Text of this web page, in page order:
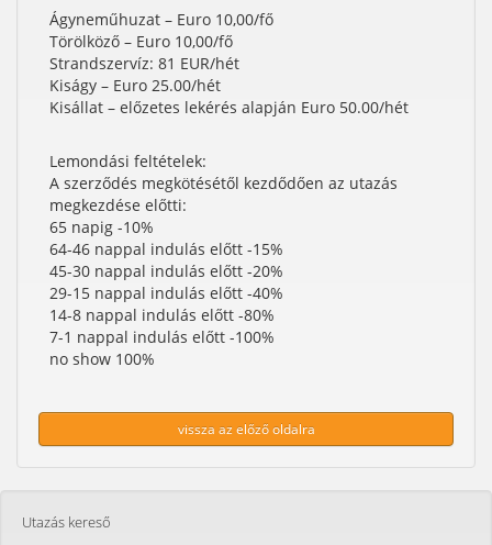
Ágyneműhuzat – Euro 10,00/fő
Törölköző – Euro 10,00/fő
Strandszervíz: 81 EUR/hét
Kiságy – Euro 25.00/hét
Kisállat – előzetes lekérés alapján Euro 50.00/hét
Lemondási feltételek:
A szerződés megkötésétől kezdődően az utazás
megkezdése előtti:
65 napig -10%
64-46 nappal indulás előtt -15%
45-30 nappal indulás előtt -20%
29-15 nappal indulás előtt -40%
14-8 nappal indulás előtt -80%
7-1 nappal indulás előtt -100%
no show 100%
vissza az előző oldalra
Utazás kereső